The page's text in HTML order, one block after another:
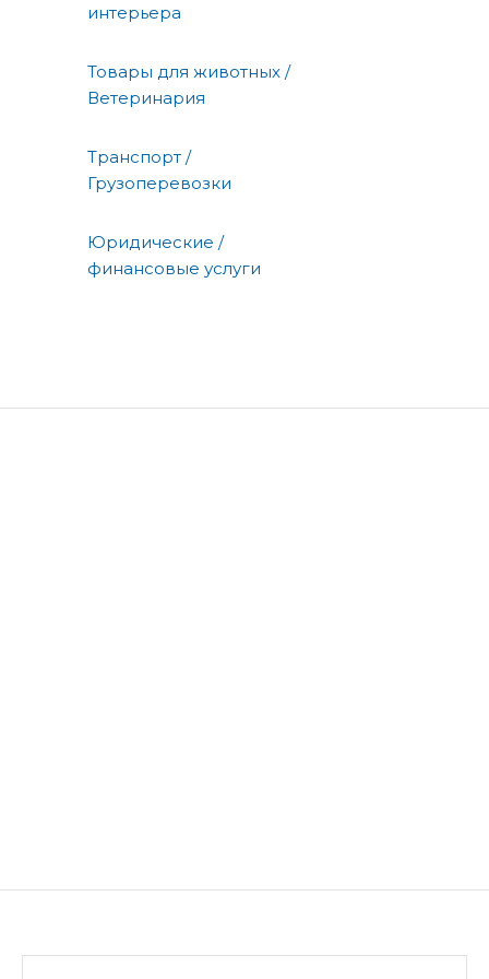
интерьера
Товары для животных /
Ветеринария
Транспорт /
Грузоперевозки
Юридические /
финансовые услуги